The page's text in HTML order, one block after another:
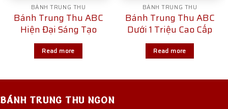
BÁNH TRUNG THU
Bánh Trung Thu ABC
Hiện Đại Sáng Tạo
Read more
BÁNH TRUNG THU
Bánh Trung Thu ABC
Dưới 1 Triệu Cao Cấp
Read more
BÁNH TRUNG THU NGON